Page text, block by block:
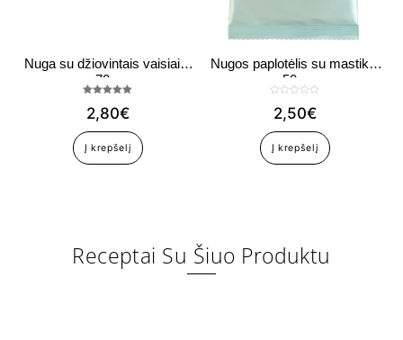
Nuga su džiovintais vaisiais,
70 g
5.00
iš 5
2,80€
Į krepšelį
Nugos paplotėlis su mastika,
50 g
v
r
i
n
i
2,50€
Į krepšelį
Receptai Su Šiuo Produktu